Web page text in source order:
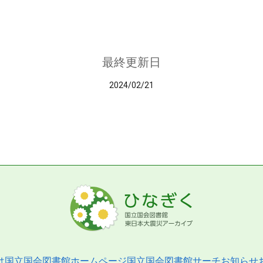
最終更新日
2024/02/21